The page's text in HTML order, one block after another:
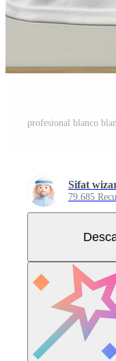
profesional blanco
Sifat
79.685